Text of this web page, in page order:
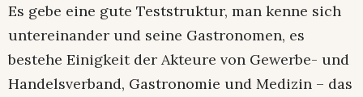
Es gebe eine gute Teststruktur, man kenne sich
untereinander und seine Gastronomen, es
bestehe Einigkeit der Akteure von Gewerbe- und
Handelsverband, Gastronomie und Medizin – das